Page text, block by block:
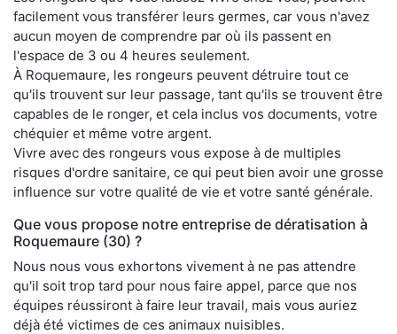
facilement vous transférer leurs germes, car vous n'avez
aucun moyen de comprendre par où ils passent en
l'espace de 3 ou 4 heures seulement.
À Roquemaure, les rongeurs peuvent détruire tout ce
qu'ils trouvent sur leur passage, tant qu'ils se trouvent être
capables de le ronger, et cela inclus vos documents, votre
chéquier et même votre argent.
Vivre avec des rongeurs vous expose à de multiples
risques d'ordre sanitaire, ce qui peut bien avoir une grosse
influence sur votre qualité de vie et votre santé générale.
Que vous propose notre entreprise de dératisation à
Roquemaure (30) ?
Nous nous vous exhortons vivement à ne pas attendre
qu'il soit trop tard pour nous faire appel, parce que nos
équipes réussiront à faire leur travail, mais vous auriez
déjà été victimes de ces animaux nuisibles.